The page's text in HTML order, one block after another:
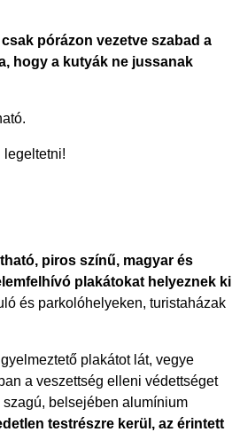
pórázon vezetve szabad a
hogy a kutyák ne jussanak
legeltetni!
piros színű, magyar és
plakátokat helyeznek ki
és parkolóhelyeken, turistaházak
plakátot lát, vegye
a veszettség elleni védettséget
belsejében alumínium
testrészre kerül, az érintett